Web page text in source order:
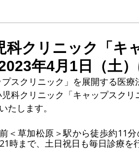
科クリニック「キ
年4月1日（土
スクリニック」を展開する医
科クリニック「キャップスクリ
たします。
＜草加松原＞駅から徒歩約11
時まで、土日祝日も毎日診療を